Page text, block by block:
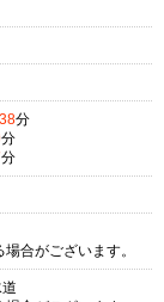
38分
分
分
合がございます。